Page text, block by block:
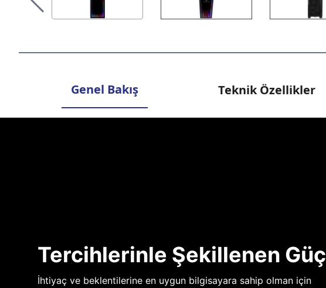
Genel Bakış Teknik Özellikler
Tercihlerinle Şekillenen Güç
İhtiyaç ve beklentilerine en uygun bilgisayara sahip olman için